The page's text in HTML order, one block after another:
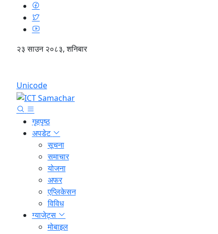
२३ साउन २०८३, शनिबार
Unicode
गृहपृष्ठ
अपडेट
सूचना
समाचार
योजना
अफर
एप्लिकेसन
विविध
ग्याजेट्स
मोबाइल